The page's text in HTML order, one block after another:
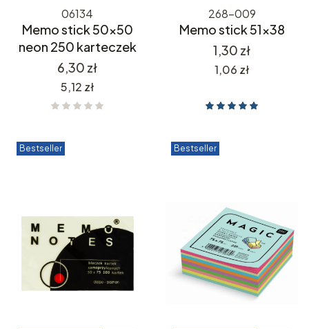
06134
Memo stick 50x50
neon 250 karteczek
Cena
6,30 zł
Cena
5,12 zł
268-009
Memo stick 51x38
Cena
1,30 zł
Cena
1,06 zł
Bestseller Bestseller